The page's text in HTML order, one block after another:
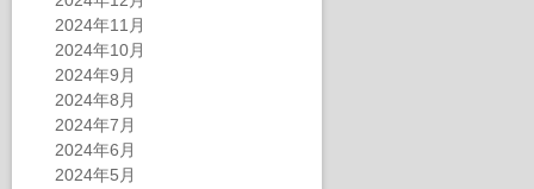
2024年11月
2024年10月
2024年9月
2024年8月
2024年7月
2024年6月
2024年5月